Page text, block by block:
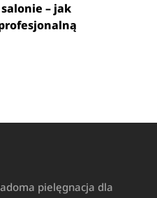
– jak
pielęgnacja dla